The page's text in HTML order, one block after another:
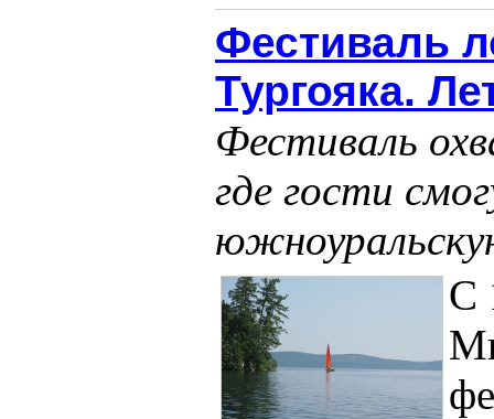
Фестиваль
Тургояка.
Фестиваль
где гости
С